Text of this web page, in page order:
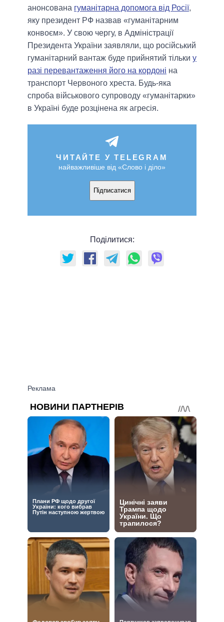
анонсована гуманітарна допомога від Росії,
яку президент РФ назвав «гуманітарним
конвоєм». У свою чергу, в Адміністрації
Президента України заявляли, що російський
гуманітарний вантаж буде прийнятий тільки у
разі перевантаження його на кордоні на
транспорт Червоного хреста. Будь-яка
спроба військового супроводу «гуманітарки»
в Україні буде розцінена як агресія.
ЧИТАЙТЕ У TELEGRAM
найважливіше від «Слово і діло»
Підписатися
Поділитися: